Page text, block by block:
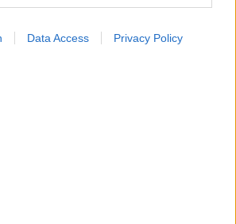
Data Access Privacy Policy
Loading...